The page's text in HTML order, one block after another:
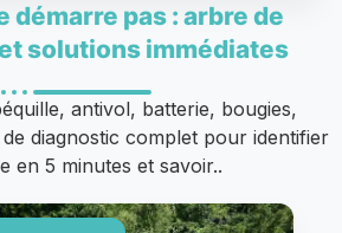
démarre pas : arbre de
solutions immédiates
antivol, batterie, bougies,
diagnostic complet pour identifier
en 5 minutes et savoir..